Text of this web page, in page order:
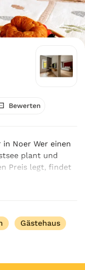
Bewerten
Noer Wer einen
plant und
Preis legt, findet
Zimmer in Noer.
Gästehaus